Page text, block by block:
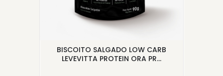
BISCOITO SALGADO LOW CARB
LEVEVITTA PROTEIN ORA PR...